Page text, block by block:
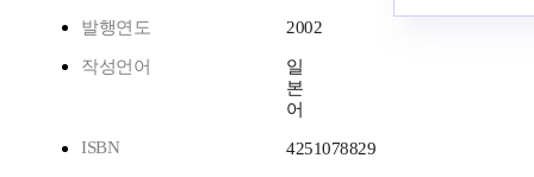
발행연도 2002
작성언어
일
본
어
ISBN
4251078829